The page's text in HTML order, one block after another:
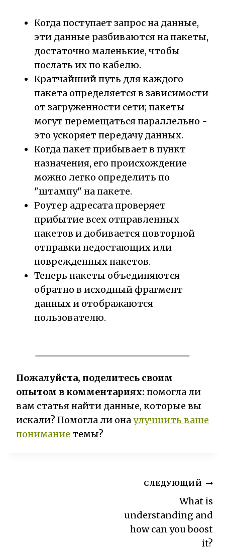
Когда поступает запрос на данные,
эти данные разбиваются на пакеты,
достаточно маленькие, чтобы
послать их по кабелю.
Кратчайший путь для каждого
пакета определяется в зависимости
от загруженности сети; пакеты
могут перемещаться параллельно -
это ускоряет передачу данных.
Когда пакет прибывает в пункт
назначения, его происхождение
можно легко определить по
"штампу" на пакете.
Роутер адресата проверяет
прибытие всех отправленных
пакетов и добивается повторной
отправки недостающих или
поврежденных пакетов.
Теперь пакеты объединяются
обратно в исходный фрагмент
данных и отображаются
пользователю.
Пожалуйста, поделитесь своим
опытом в комментариях: помогла ли
вам статья найти данные, которые вы
искали? Помогла ли онаулучшить ваше
понимание темы?
СЛЕДУЮЩИЙ
What is
understanding and
how can you boost
it?